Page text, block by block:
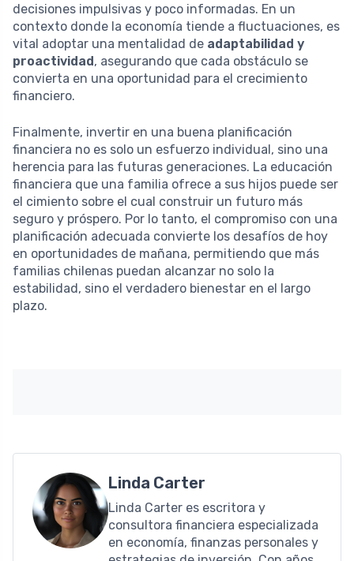
decisiones impulsivas y poco informadas. En un
contexto donde la economía tiende a fluctuaciones, es
vital adoptar una mentalidad de adaptabilidad y
proactividad, asegurando que cada obstáculo se
convierta en una oportunidad para el crecimiento
financiero.
Finalmente, invertir en una buena planificación
financiera no es solo un esfuerzo individual, sino una
herencia para las futuras generaciones. La educación
financiera que una familia ofrece a sus hijos puede ser
el cimiento sobre el cual construir un futuro más
seguro y próspero. Por lo tanto, el compromiso con una
planificación adecuada convierte los desafíos de hoy
en oportunidades de mañana, permitiendo que más
familias chilenas puedan alcanzar no solo la
estabilidad, sino el verdadero bienestar en el largo
plazo.
Linda Carter
Linda Carter es escritora y
consultora financiera especializada
en economía, finanzas personales y